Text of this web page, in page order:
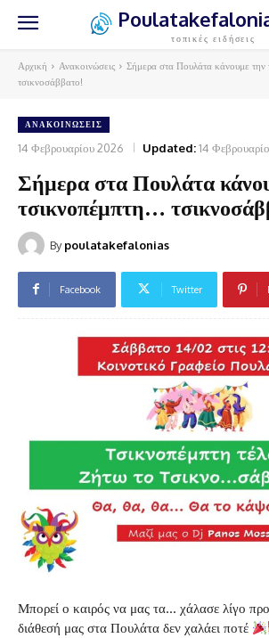
τοπικές ειδήσεις
Αρχική Ανακοινώσεις
Σήμερα στα Πουλάτα κάνουμε την
τσικνοσάββατο!
ΑΝΑΚΟΙΝΏΣΕΙΣ
14 Φεβρουαρίου 2026 Updated:14
Σήμερα στα Πουλάτα
τσικνοπέμπτη…
By poulatakefalonias
Facebook Twitter
Μπορεί ο καιρός να μας τα… χάλασε λίγο
διάθεσή μας στα Πουλάτα δεν χαλάει ποτέ